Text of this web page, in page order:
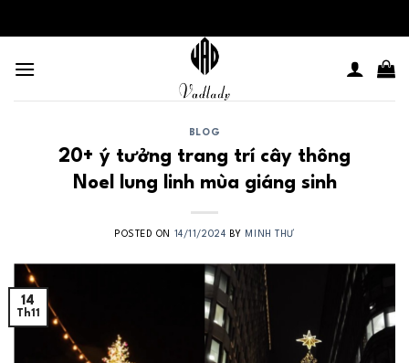
to
BLOG
20+ ý tưởng trang trí cây thông
Noel lung linh mùa giáng sinh
POSTED ON 14/11/2024 BY MINH THƯ
14
Th11